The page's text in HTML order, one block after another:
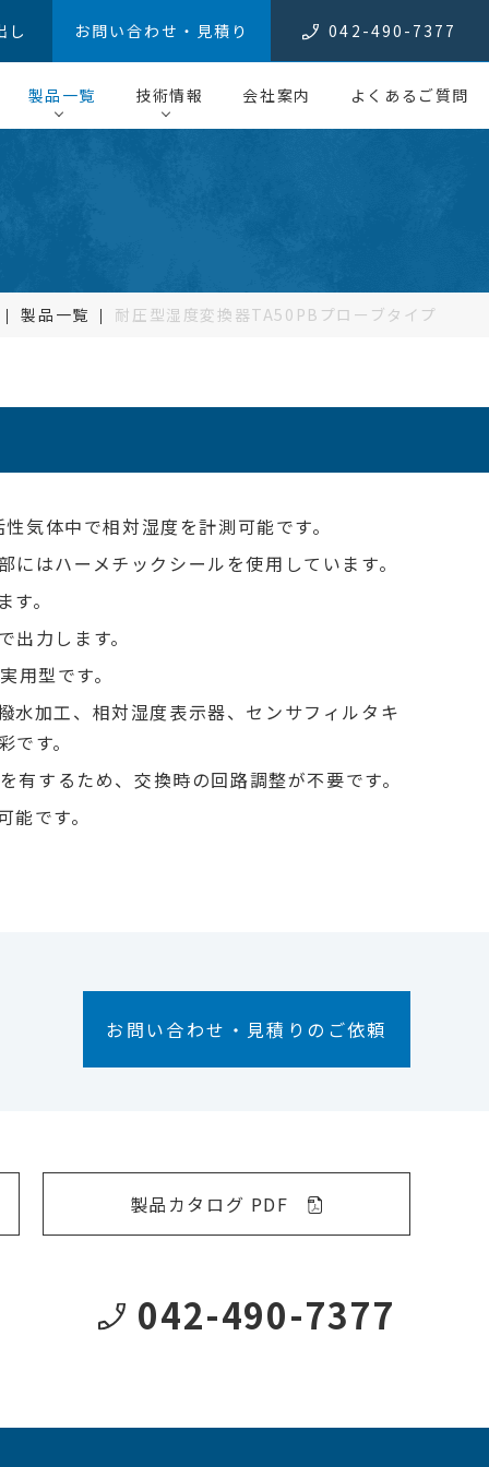
し お問い合わせ・見積り 042-490-7377
製品一覧 技術情報 会社案内 よくあるご質問
製品一覧 耐圧型湿度変換器TA50PB プローブタイプ
気体中で相対湿度を計測可能です。
はハーメチックシールを使用しています。
。
力します。
用型です。
水加工、相対湿度表示器、センサフィルタキ
す。
するため、交換時の回路調整が不要です。
です。
お問い合わせ・見積りのご依頼
製品カタログ PDF
042-490-7377